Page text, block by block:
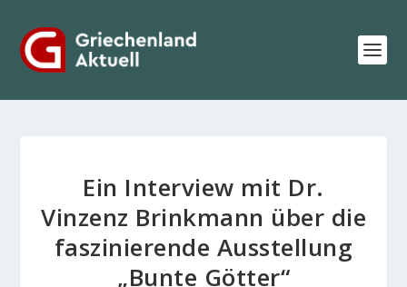
Ein Interview mit Dr.
Vinzenz Brinkmann über die
faszinierende Ausstellung
„Bunte Götter“